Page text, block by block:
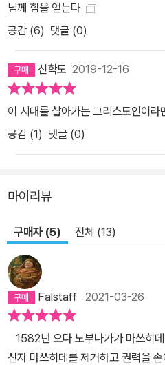
님께 힘을 얻는다
공감 (6) 댓글 (0)
신학도 2019-12-16
이 시대를 살아가는 그리스도인이라
공감 (1) 댓글 (0)
마이리뷰
구매자 (5) 전체 (13)
Falstaff 2021-03-26
1582년 오다 노부나가가 마쓰히
신자 마쓰히데를 제거하고 권력을